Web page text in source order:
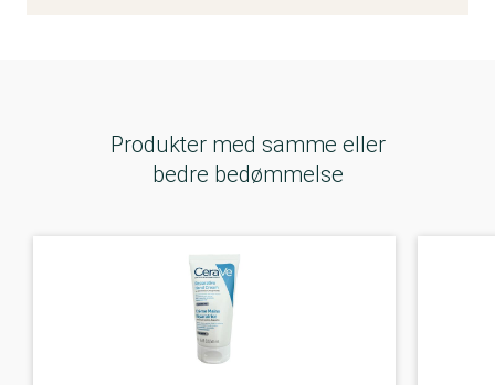
Produkter med samme eller
bedre bedømmelse